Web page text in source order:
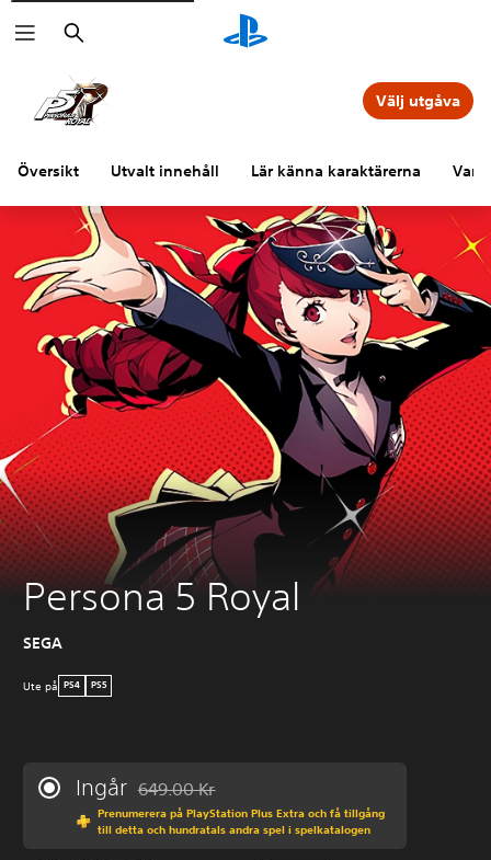
Sök
Översikt Utvalt innehåll Lär känna karaktärerna
Välj utgåva
Persona 5 Royal
SEGA
Ute på PS4 PS5
Ingår Nedsatt från ursprungspriset på 649.00 Kr
649.00 Kr
Prenumerera på PlayStation Plus Extra och få tillgång
till detta och hundratals andra spel i spelkatalogen